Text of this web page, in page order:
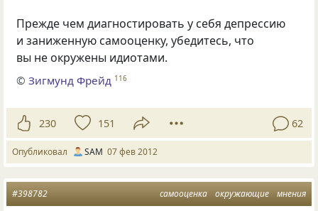
Прежде чем диагностировать у себя депрессию
и заниженную самооценку, убедитесь, что
вы не окружены идиотами.
©Зигмунд Фрейд 116
230 151 62
Опубликовал SАM 07 фев 2012
самооценка окружающие мнения
#398782